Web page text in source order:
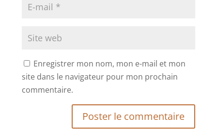
Enregistrer mon nom, mon e-mail et mon
site dans le navigateur pour mon prochain
commentaire.